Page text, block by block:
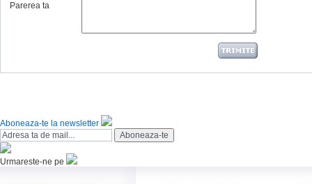
Parerea ta
Aboneaza-te la newsletter
Urmareste-ne pe